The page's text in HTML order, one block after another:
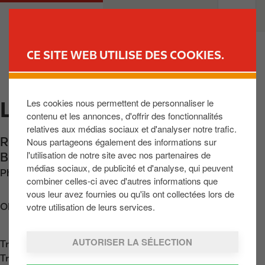
CE SITE WEB UTILISE DES COOKIES.
Les cookies nous permettent de personnaliser le
contenu et les annonces, d'offrir des fonctionnalités
relatives aux médias sociaux et d'analyser notre trafic.
Nous partageons également des informations sur
l'utilisation de notre site avec nos partenaires de
médias sociaux, de publicité et d'analyse, qui peuvent
combiner celles-ci avec d'autres informations que
vous leur avez fournies ou qu'ils ont collectées lors de
votre utilisation de leurs services.
AUTORISER LA SÉLECTION
c
o
n
t
e
n
p
n
c
M
a
TROUVER UNE STATION
LE ROEULX LE RELAIS
Route de Houdeng 187,Le Roeulx, BE-7070
BE
Phone: +3264676457
Obtenir l'itinéraire
Trouvez nous surApp Store
Trouvez nous sur